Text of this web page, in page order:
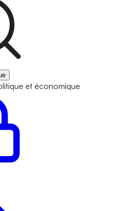
et économique